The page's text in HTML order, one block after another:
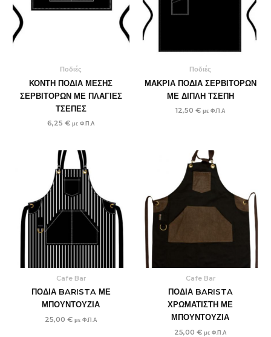
Ποδιές
ΚΟΝΤΗ ΠΟΔΙΑ ΜΕΣΗΣ
ΣΕΡΒΙΤΟΡΩΝ ΜΕ ΠΛΑΓΙΕΣ
ΤΣΕΠΕΣ
6,25 € με Φ.Π.Α
Ποδιές
ΜΑΚΡΙΑ ΠΟΔΙΑ ΣΕΡΒΙΤΟΡΩΝ
ΜΕ ΔΙΠΛΗ ΤΣΕΠΗ
12,50 € με Φ.Π.Α
Cafe Bar
ΠΟΔΙΑ BARISTA ΜΕ
ΜΠΟΥΝΤΟΥΖΙΑ
25,00 € με Φ.Π.Α
Cafe Bar
ΠΟΔΙΑ BARISTA
ΧΡΩΜΑΤΙΣΤΗ ΜΕ
ΜΠΟΥΝΤΟΥΖΙΑ
25,00 € με Φ.Π.Α